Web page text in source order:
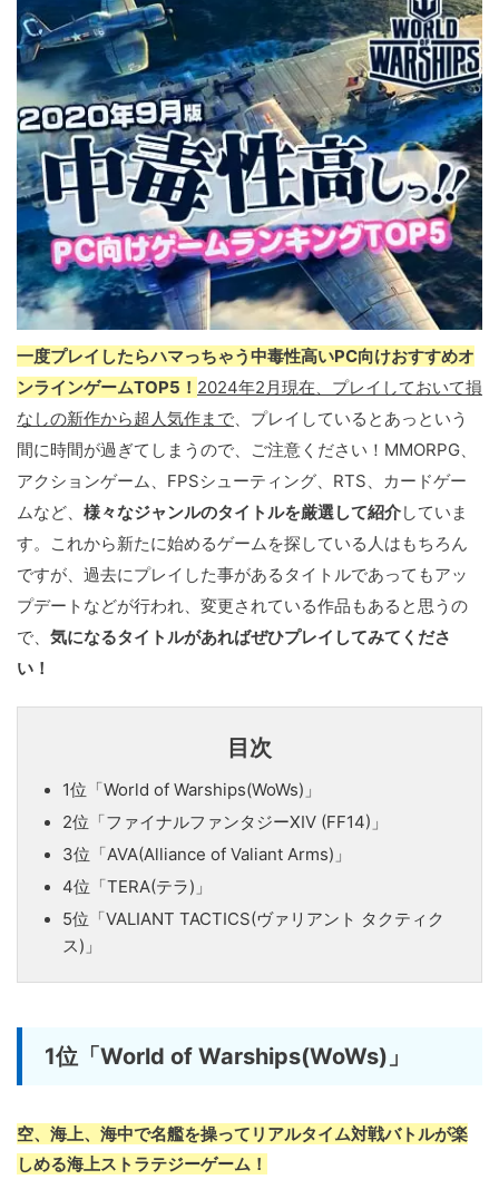
一度プレイしたらハマっちゃう中毒性高いPC向けおすすめオ
ンラインゲームTOP5！ 2024年2月現在、プレイしておいて損
なしの新作から超人気作まで、プレイしているとあっという
間に時間が過ぎてしまうので、ご注意ください！MMORPG、
アクションゲーム、FPSシューティング、RTS、カードゲー
ムなど、 様々なジャンルのタイトルを厳選して紹介していま
す。これから新たに始めるゲームを探している人はもちろん
ですが、過去にプレイした事があるタイトルであってもアッ
プデートなどが行われ、変更されている作品もあると思うの
で、 気になるタイトルがあればぜひプレイしてみてくださ
い！
目次
1位「World of Warships(WoWs)」
2位「ファイナルファンタジーXIV (FF14)」
3位「AVA(Alliance of Valiant Arms)」
4位「TERA(テラ)」
5位「VALIANT TACTICS(ヴァリアント タクティク
ス)」
1位「World of Warships(WoWs)」
空、海上、海中で名艦を操ってリアルタイム対戦バトルが楽
しめる海上ストラテジーゲーム！